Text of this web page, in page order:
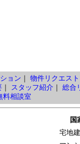
ョン 物件リクエスト
｜ スタッフ紹介 総合
料相談室
国
宅地